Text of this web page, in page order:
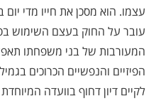
עצמו. הוא מסכן את חייו מדי
עובר על החוק בעצם השימוש
המעורבות של בני משפחתו
הפיזיים והנפשיים הכרוכים
לקיים דיון דחוף בוועדה